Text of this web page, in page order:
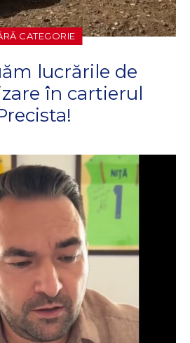
CATEGORIE
lucrările de
în cartierul